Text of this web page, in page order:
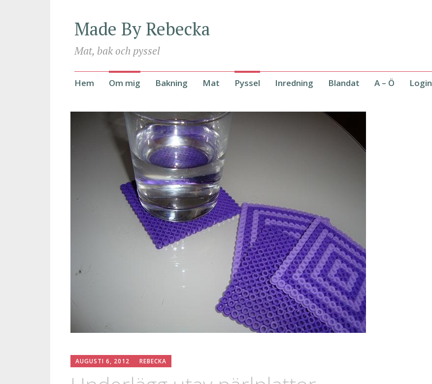
Made By Rebecka
Mat, bak och pyssel
Hoppa
Hem Om mig Bakning Mat Pyssel Inredning Blandat A – Ö Login
AUGUSTI 6, 2012 REBECKA